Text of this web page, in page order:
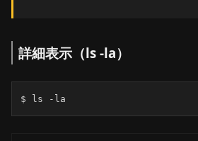
詳細表示（ls -la）
$ ls -la